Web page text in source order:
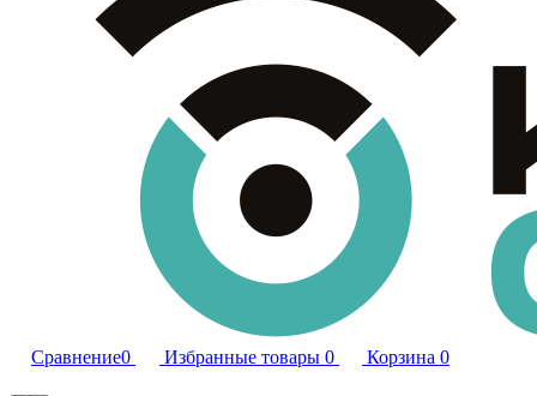
Сравнение0 Избранные товары 0 Корзина 0